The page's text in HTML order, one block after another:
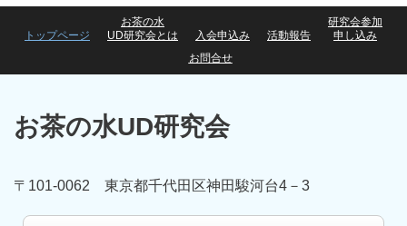
トップページ
お茶の水
UD研究会とは
入会申込み 活動報告
研究会参加
申し込み
お問合せ
お茶の水UD研究会
〒101-0062 東京都千代田区神田駿河台4－3